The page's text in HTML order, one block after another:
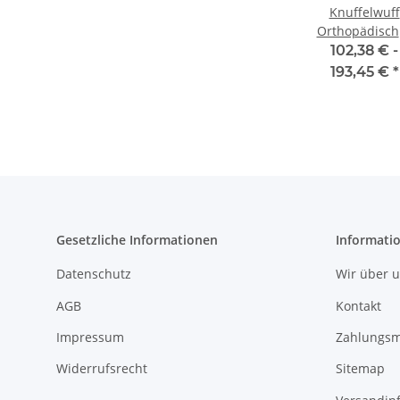
Knuffelwuff
Eck Hundebett
Winslow aus
102,38 € -
193,45 € *
Gesetzliche Informationen
Datenschutz
AGB
Impressum
Widerrufsrecht
Wir über
Kontakt
Sitemap